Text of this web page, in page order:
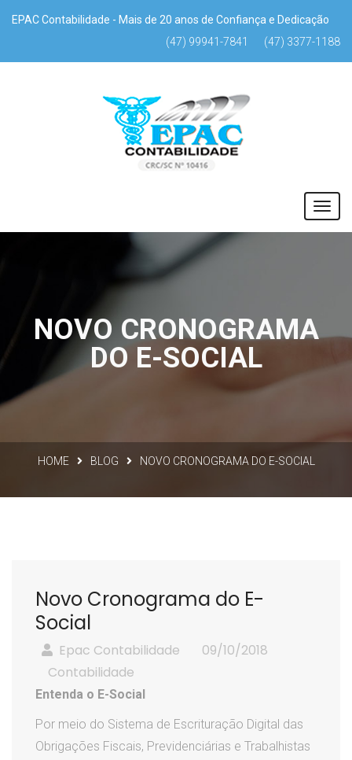
EPAC Contabilidade - Mais de 20 anos de Confiança e Dedicação
(47) 99941-7841
(47) 3377-1188
NOVO CRONOGRAMA
DO E-SOCIAL
HOME BLOG NOVO CRONOGRAMA DO E-SOCIAL
Novo Cronograma do E-
Social
Epac Contabilidade
09/10/2018
Contabilidade
Entenda o E-Social
Por meio do Sistema de Escrituração Digital das
Obrigações Fiscais, Previdenciárias e Trabalhistas